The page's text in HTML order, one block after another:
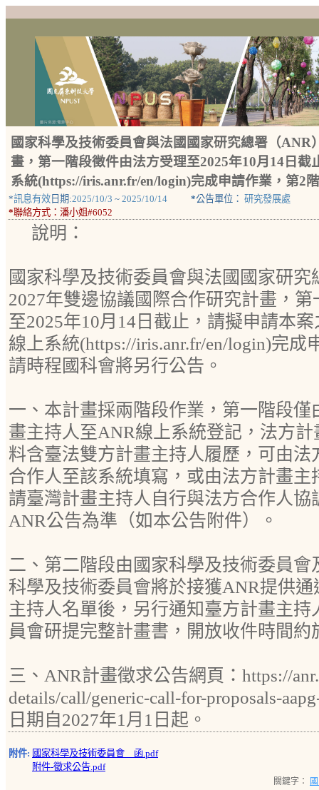
國家科學及技術委員會與法國國家研究總署（
畫，第一階段徵件由法方受理至2025年10月14日
系統(https://iris.anr.fr/en/login)完成申請作業，第2
*訊息有效 日期:2025/10/3 ~ 2025/10/14 *公告單位： 研究發展處
*聯絡方式： 潘小姐#6052
說明：
國家科學及技術委員會與法國國家研
2027年雙邊協議國際合作研究計畫，
至2025年10月14日截止，請擬申請本
線上系統(https://iris.anr.fr/en/login)完成
請時程國科會將另行公告。
一、本計畫採兩階段作業，第一階段
畫主持人至ANR線上系統登記，法方
料含臺法雙方計畫主持人履歷，可由
合作人至該系統填寫，或由法方計畫
請臺灣計畫主持人自行與法方合作人協
ANR公告為準（如本公告附件）。
二、第二階段由國家科學及技術委員
科學及技術委員會將於接獲ANR提供
主持人名單後，另行通知臺方計畫主
員會研提完整計畫書，開放收件時間約
三、ANR計畫徵求公告網頁：https://
details/call/generic-call-for-proposals-
日期自2027年1月1日起。
附件: 國家科學及技術委員會 函.pdf
附件-徵求公告.pdf
關鍵字：